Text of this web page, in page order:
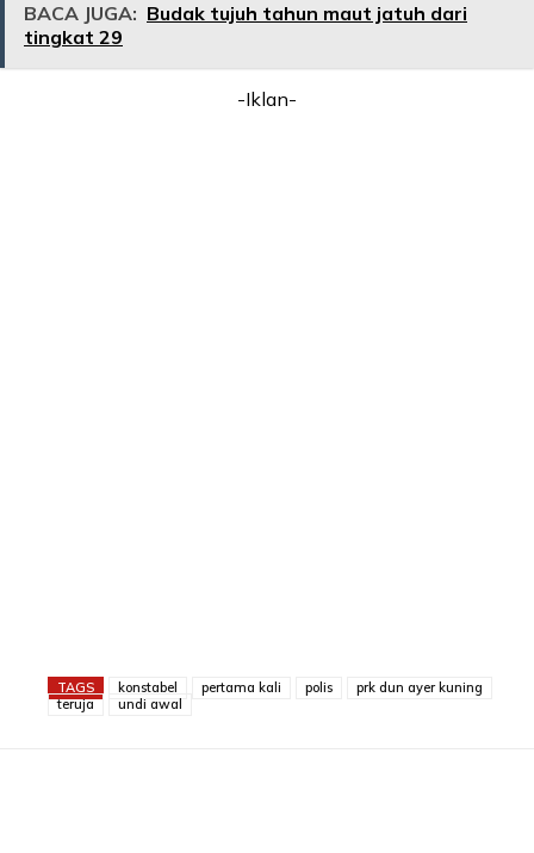
BACA JUGA: Budak tujuh tahun maut jatuh dari
tingkat 29
-Iklan-
TAGS konstabel pertama kali polis
prk dun ayer kuning
teruja
undi awal